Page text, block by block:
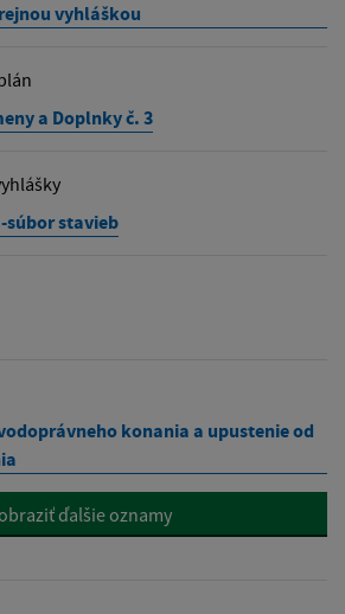
vyhláškou
a Doplnky č. 3
súbor stavieb
konania a upustenie od
ďalšie oznamy